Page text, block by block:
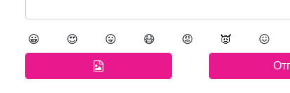
😀 😍 😛 😷 😡 👿 😖